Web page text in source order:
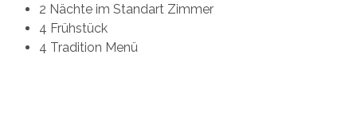
2 Nächte im Standart Zimmer
4 Frühstück
4 Tradition Menü